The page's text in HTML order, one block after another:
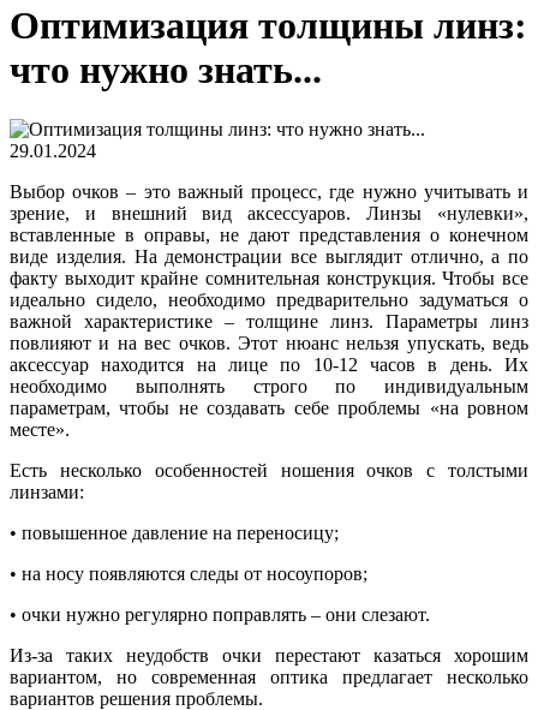
Оптимизация толщины линз:
что нужно знать...
29.01.2024
Выбор очков – это важный процесс, где нужно учитывать и
зрение, и внешний вид аксессуаров. Линзы «нулевки»,
вставленные в оправы, не дают представления о конечном
виде изделия. На демонстрации все выглядит отлично, а по
факту выходит крайне сомнительная конструкция. Чтобы все
идеально сидело, необходимо предварительно задуматься о
важной характеристике – толщине линз. Параметры линз
повлияют и на вес очков. Этот нюанс нельзя упускать, ведь
аксессуар находится на лице по 10-12 часов в день. Их
необходимо выполнять строго по индивидуальным
параметрам, чтобы не создавать себе проблемы «на ровном
месте».
Есть несколько особенностей ношения очков с толстыми
линзами:
• повышенное давление на переносицу;
• на носу появляются следы от носоупоров;
• очки нужно регулярно поправлять – они слезают.
Из-за таких неудобств очки перестают казаться хорошим
вариантом, но современная оптика предлагает несколько
вариантов решения проблемы.